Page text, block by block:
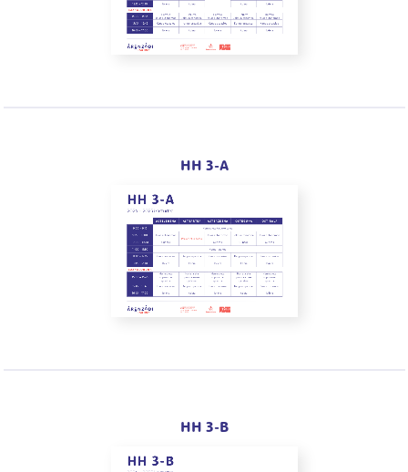
HH 3-A
HH 3-B